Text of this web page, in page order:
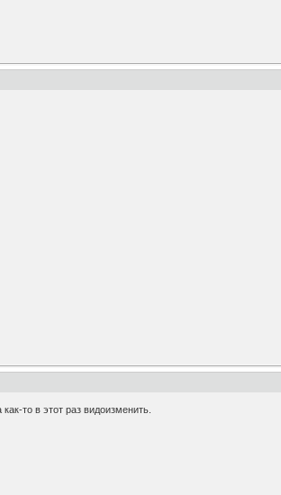
то в этот раз видоизменить.